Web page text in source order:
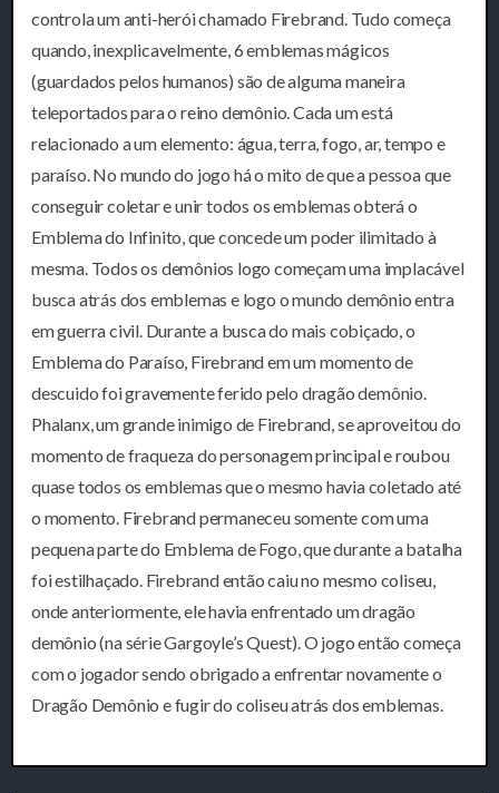
controla um anti-herói chamado Firebrand. Tudo começa
quando, inexplicavelmente, 6 emblemas mágicos
(guardados pelos humanos) são de alguma maneira
teleportados para o reino demônio. Cada um está
relacionado a um elemento: água, terra, fogo, ar, tempo e
paraíso. No mundo do jogo há o mito de que a pessoa que
conseguir coletar e unir todos os emblemas obterá o
Emblema do Infinito, que concede um poder ilimitado à
mesma. Todos os demônios logo começam uma implacável
busca atrás dos emblemas e logo o mundo demônio entra
em guerra civil. Durante a busca do mais cobiçado, o
Emblema do Paraíso, Firebrand em um momento de
descuido foi gravemente ferido pelo dragão demônio.
Phalanx, um grande inimigo de Firebrand, se aproveitou do
momento de fraqueza do personagem principal e roubou
quase todos os emblemas que o mesmo havia coletado até
o momento. Firebrand permaneceu somente com uma
pequena parte do Emblema de Fogo, que durante a batalha
foi estilhaçado. Firebrand então caiu no mesmo coliseu,
onde anteriormente, ele havia enfrentado um dragão
demônio (na série Gargoyle’s Quest). O jogo então começa
com o jogador sendo obrigado a enfrentar novamente o
Dragão Demônio e fugir do coliseu atrás dos emblemas.